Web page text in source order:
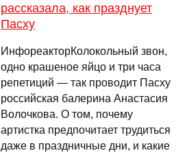
рассказала, как празднует
Пасху
ИнфореакторКолокольный звон,
одно крашеное яйцо и три часа
репетиций — так проводит Пасху
российская балерина Анастасия
Волочкова. О том, почему
артистка предпочитает трудиться
даже в праздничные дни, и какие